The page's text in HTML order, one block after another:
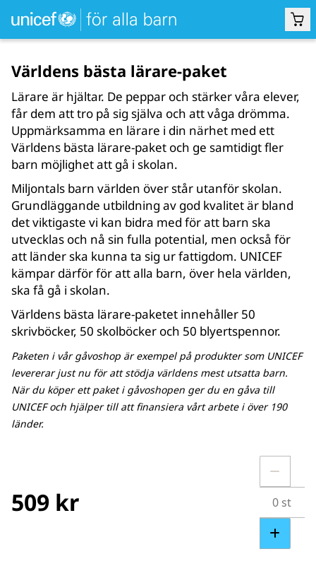
UTBILDNING
Världens bästa lärare-paket
Lärare är hjältar. De peppar och stärker våra elever,
får dem att tro på sig själva och att våga drömma.
Uppmärksamma en lärare i din närhet med ett
Världens bästa lärare-paket och ge samtidigt fler
barn möjlighet att gå i skolan.
Miljontals barn världen över står utanför skolan.
Grundläggande utbildning av god kvalitet är bland
det viktigaste vi kan bidra med för att barn ska
utvecklas och nå sin fulla potential, men också för
att länder ska kunna ta sig ur fattigdom. UNICEF
kämpar därför för att alla barn, över hela världen,
ska få gå i skolan.
Världens bästa lärare-paketet innehåller 50
skrivböcker, 50 skolböcker och 50 blyertspennor.
Paketen i vår gåvoshop är exempel på produkter som UNICEF
levererar just nu för att stödja världens mest utsatta barn.
När du köper ett paket i gåvoshopen ger du en gåva till
UNICEF och hjälper till att finansiera vårt arbete i över 190
länder.
509 kr